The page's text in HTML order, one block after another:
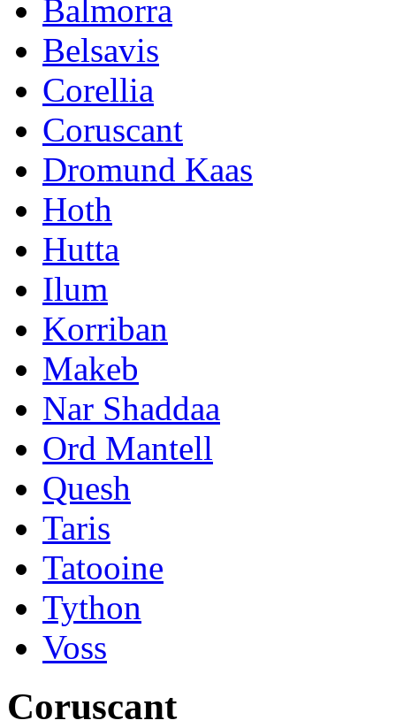
Balmorra
Belsavis
Corellia
Coruscant
Dromund Kaas
Hoth
Hutta
Ilum
Korriban
Makeb
Nar Shaddaa
Ord Mantell
Quesh
Taris
Tatooine
Tython
Voss
Coruscant